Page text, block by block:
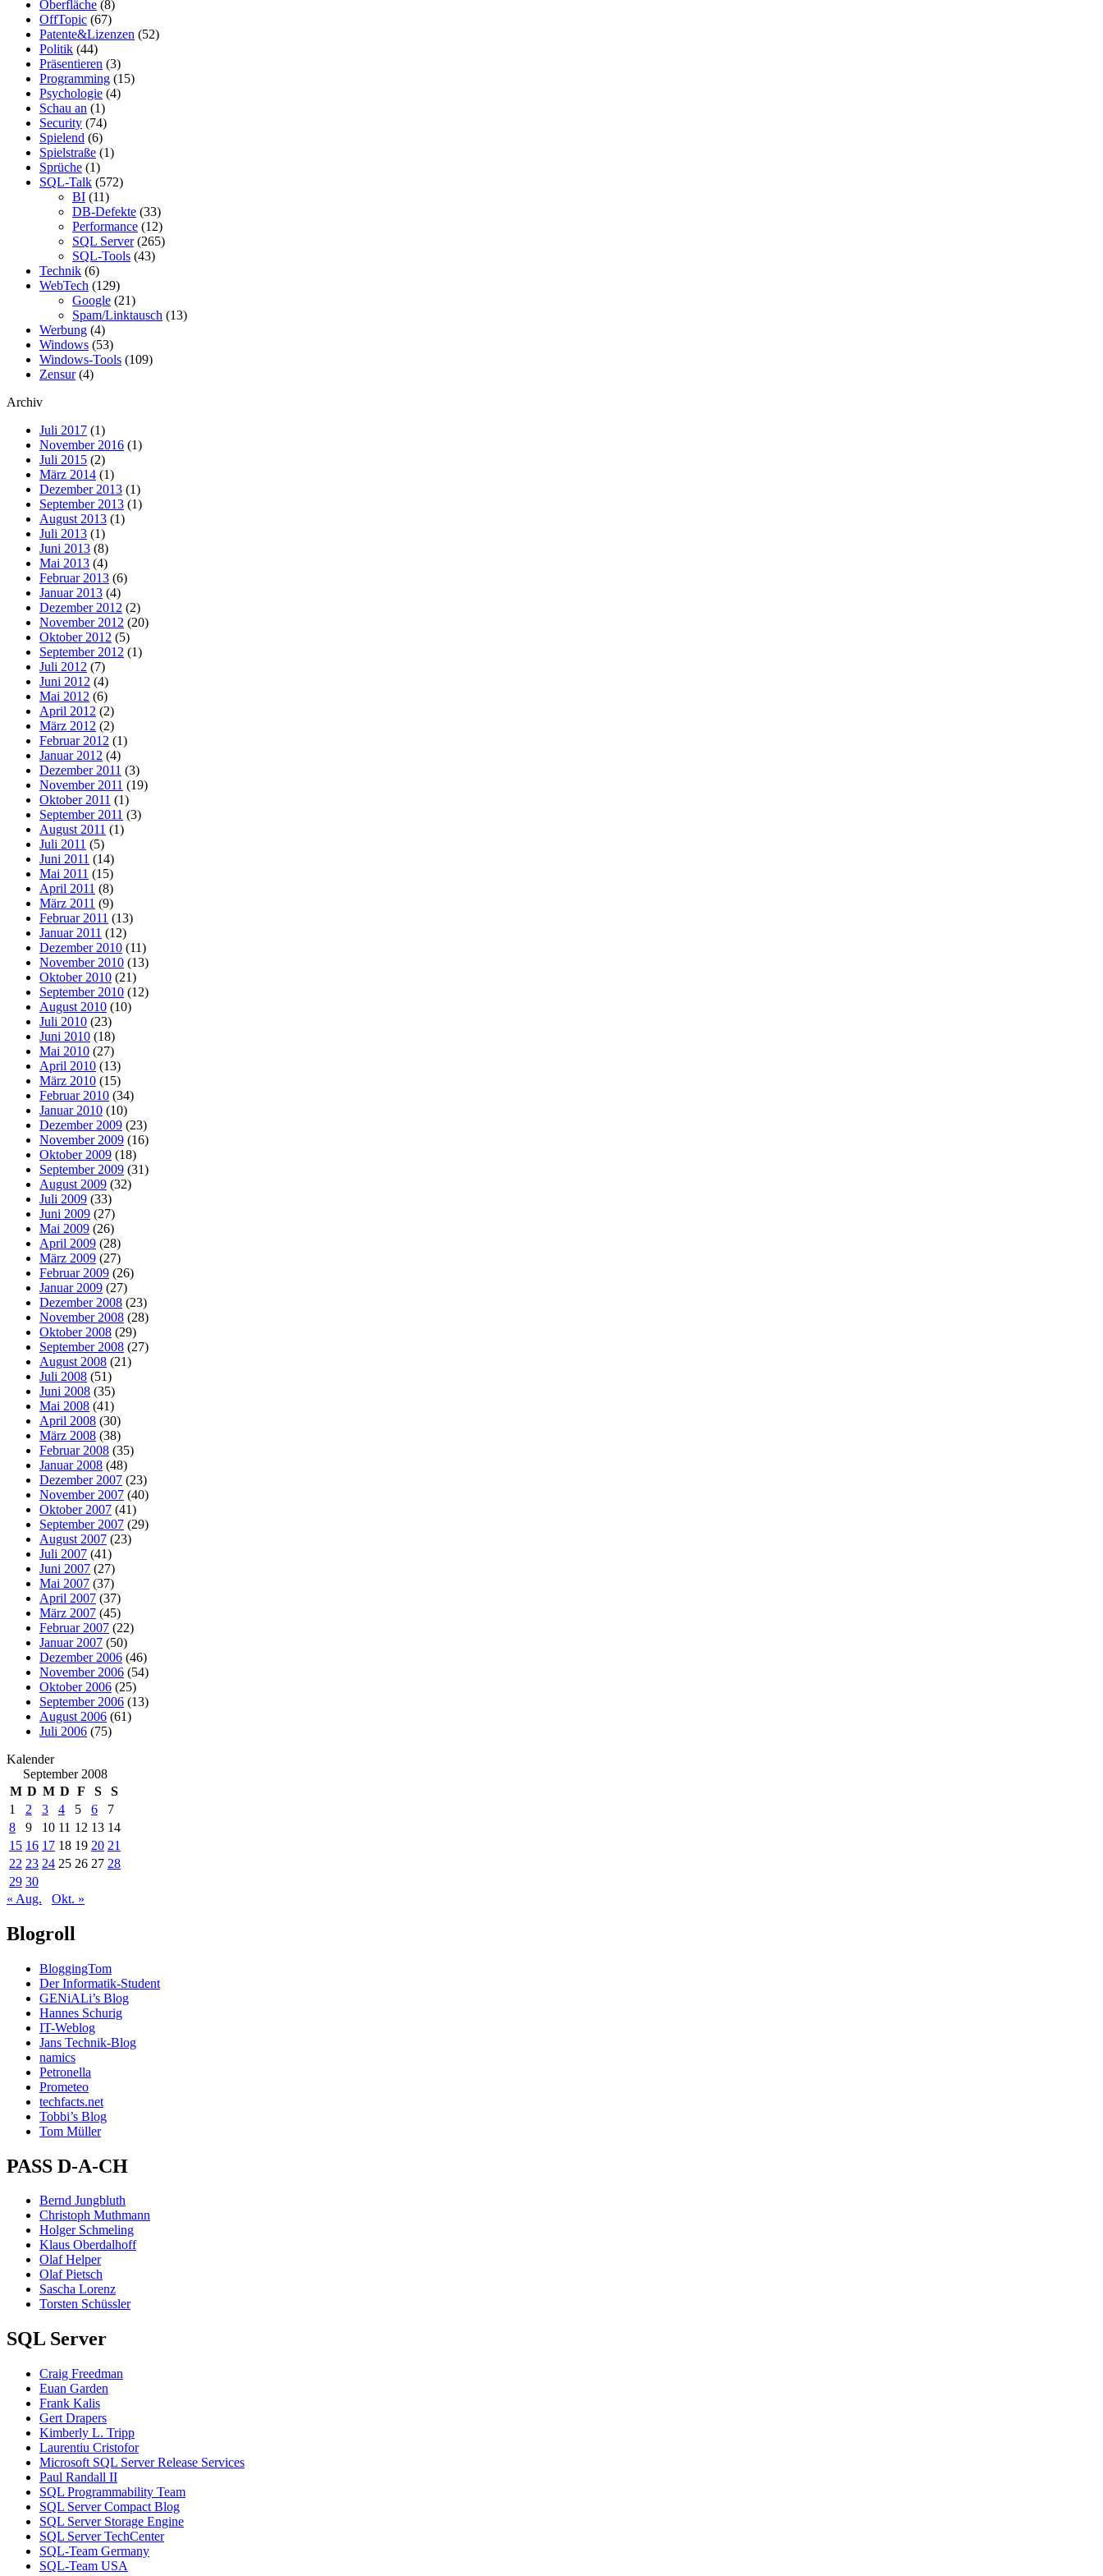
Oberfläche (8)
OffTopic (67)
Patente&Lizenzen (52)
Politik (44)
Präsentieren (3)
Programming (15)
Psychologie (4)
Schau an (1)
Security (74)
Spielend (6)
Spielstraße (1)
Sprüche (1)
SQL-Talk (572)
BI (11)
DB-Defekte (33)
Performance (12)
SQL Server(265)
SQL-Tools (43)
Technik (6)
WebTech (129)
Google (21)
Spam/Linktausch (13)
Werbung (4)
Windows (53)
Windows-Tools (109)
Zensur(4)
Archiv
Juli 2017 (1)
November 2016 (1)
Juli 2015 (2)
März 2014 (1)
Dezember 2013 (1)
September 2013 (1)
August 2013 (1)
Juli 2013 (1)
Juni 2013 (8)
Mai 2013 (4)
Februar 2013 (6)
Januar 2013 (4)
Dezember 2012 (2)
November 2012 (20)
Oktober 2012 (5)
September 2012 (1)
Juli 2012 (7)
Juni 2012 (4)
Mai 2012 (6)
April 2012 (2)
März 2012 (2)
Februar 2012 (1)
Januar 2012 (4)
Dezember 2011 (3)
November 2011 (19)
Oktober 2011 (1)
September 2011 (3)
August 2011 (1)
Juli 2011 (5)
Juni 2011 (14)
Mai 2011 (15)
April 2011 (8)
März 2011 (9)
Februar 2011 (13)
Januar 2011 (12)
Dezember 2010 (11)
November 2010 (13)
Oktober 2010 (21)
September 2010 (12)
August 2010 (10)
Juli 2010 (23)
Juni 2010 (18)
Mai 2010 (27)
April 2010 (13)
März 2010 (15)
Februar 2010 (34)
Januar 2010 (10)
Dezember 2009 (23)
November 2009 (16)
Oktober 2009 (18)
September 2009 (31)
August 2009 (32)
Juli 2009 (33)
Juni 2009 (27)
Mai 2009 (26)
April 2009 (28)
März 2009 (27)
Februar 2009 (26)
Januar 2009 (27)
Dezember 2008 (23)
November 2008 (28)
Oktober 2008 (29)
September 2008 (27)
August 2008 (21)
Juli 2008 (51)
Juni 2008 (35)
Mai 2008 (41)
April 2008 (30)
März 2008 (38)
Februar 2008 (35)
Januar 2008 (48)
Dezember 2007 (23)
November 2007 (40)
Oktober 2007 (41)
September 2007 (29)
August 2007 (23)
Juli 2007 (41)
Juni 2007 (27)
Mai 2007 (37)
April 2007 (37)
März 2007 (45)
Februar 2007 (22)
Januar 2007 (50)
Dezember 2006 (46)
November 2006 (54)
Oktober 2006 (25)
September 2006 (13)
August 2006 (61)
Juli 2006 (75)
Kalender
September 2008
M D M D F S
S
1
2 3 4 5 6
7
8
9 10 11 12 13 14
15 16 17 18 19 20 21
22 23 24 25 26 27 28
29 30
« Aug.
Okt. »
Blogroll
BloggingTom
Der Informatik-Student
GENiALi’s Blog
Hannes Schurig
IT-Weblog
Jans Technik-Blog
namics
Petronella
Prometeo
techfacts.net
Tobbi’s Blog
Tom Müller
PASS D-A-CH
Bernd Jungbluth
Christoph Muthmann
Holger Schmeling
Klaus Oberdalhoff
Olaf Helper
Olaf Pietsch
Sascha Lorenz
Torsten Schüssler
SQL Server
Craig Freedman
Euan Garden
Frank Kalis
Gert Drapers
Kimberly L. Tripp
Laurentiu Cristofor
Microsoft SQL Server Release Services
Paul Randall II
SQL Programmability Team
SQL Server Compact Blog
SQL Server Storage Engine
SQL Server TechCenter
SQL-Team Germany
SQL-Team USA